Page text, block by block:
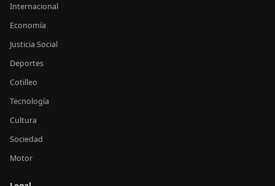
Internacional
Economía
Justicia Social
Deportes
Cotilleo
Tecnología
Cultura
Sociedad
Motor